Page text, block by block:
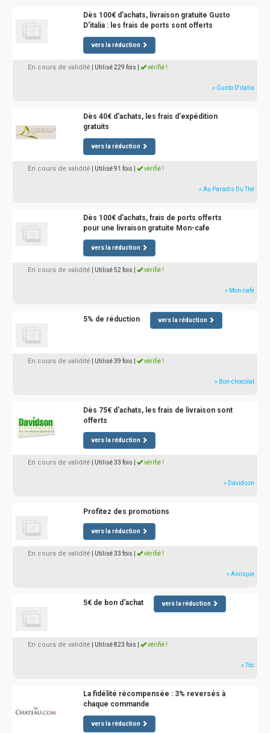
Dès 100€ d'achats, livraison gratuite Gusto
D'italia : les frais de ports sont offerts
vers la réduction
En cours de validité | Utilisé 229 fois vérifié !
» Gusto D'italia
Dès 40€ d'achats, les frais d'expédition
gratuits
vers la réduction
En cours de validité | Utilisé 91 fois vérifié !
» Au Paradis Du Thé
Dès 100€ d'achats, frais de ports offerts
pour une livraison gratuite Mon-cafe
vers la réduction
En cours de validité | Utilisé 52 fois vérifié !
» Mon-cafe
5% de réduction vers la réduction
En cours de validité | Utilisé 39 fois vérifié !
» Bon-chocolat
Dès 75€ d'achats, les frais de livraison sont
offerts
vers la réduction
En cours de validité | Utilisé 33 fois vérifié !
» Davidson
Profitez des promotions
vers la réduction
En cours de validité | Utilisé 33 fois vérifié !
» Annique
5€ de bon d'achat vers la réduction
En cours de validité | Utilisé 823 fois vérifié !
» Toc
La fidélité récompensée : 3% reversés à
chaque commande
vers la réduction